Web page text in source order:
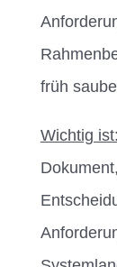
früh
Wichtig ist: